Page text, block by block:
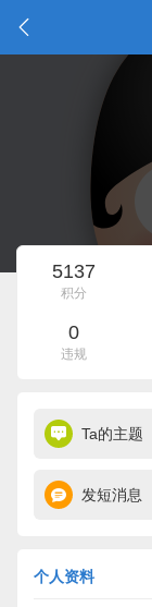
5137
积分
0
违规
Ta的主题
发短消息
个人资料